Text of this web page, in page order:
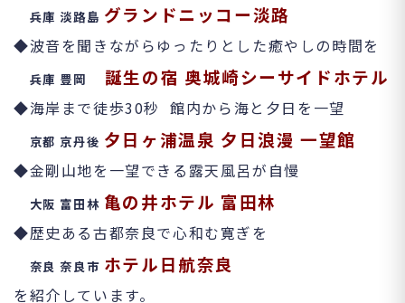
兵庫 淡路島 グランドニッコー淡路
◆波音を聞きながらゆったりとした癒やしの時間を
兵庫 豊岡 誕生の宿 奥城崎シーサイドホテル
◆海岸まで徒歩30秒 館内から海と夕日を一望
京都 京丹後 夕日ヶ浦温泉 夕日浪漫 一望館
◆金剛山地を一望できる露天風呂が自慢
大阪 富田林 亀の井ホテル 富田林
◆歴史ある古都奈良で心和む寛ぎを
奈良 奈良市 ホテル日航奈良
を紹介しています。